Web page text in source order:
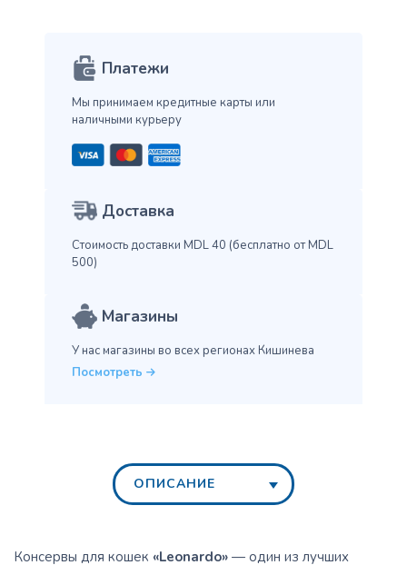
Платежи
Мы принимаем кредитные карты или
наличными курьеру
Доставка
Стоимость доставки MDL 40 (бесплатно от MDL
500)
Магазины
У нас магазины во всех регионах Кишинева
Посмотреть
ОПИСАНИЕ
Консервы для кошек «Leonardo» — один из лучших